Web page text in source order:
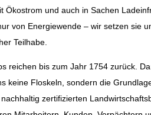
Ökostrom und auch in Sachen
von Energiewende – wir setzen sie
Teilhabe.
reichen bis zum Jahr 1754 zurück.
keine Floskeln, sondern die
zertifizierten